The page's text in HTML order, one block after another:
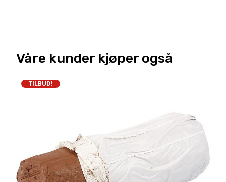
Våre kunder kjøper også
TILBUD!